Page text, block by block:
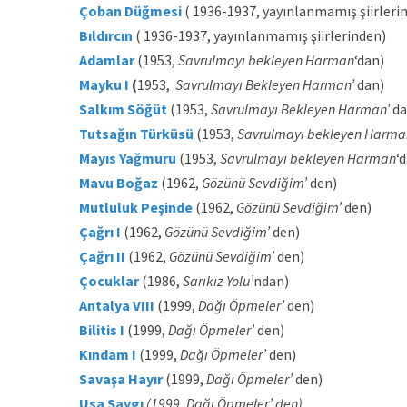
Çoban Düğmesi ( 1936-1937, yayınlanmamış
Bıldırcın ( 1936-1937, yayınlanmamış şiirlerinden)
Adamlar(1953, Savrulmayı bekleyen Harman‘dan)
Mayku I (1953, Savrulmayı Bekleyen Harman’dan)
Salkım Söğüt (1953, Savrulmayı Bekleyen Harman’
Tutsağın Türküsü (1953, Savrulmayı bekleyen
Mayıs Yağmuru (1953, Savrulmayı bekleyen Harman
Mavu Boğaz (1962, Gözünü Sevdiğim’den)
Mutluluk Peşinde (1962, Gözünü Sevdiğim’den)
Çağrı I (1962, Gözünü Sevdiğim’den)
Çağrı II (1962, Gözünü Sevdiğim’den)
Çocuklar(1986, Sarıkız Yolu’ndan)
Antalya VIII (1999, Dağı Öpmeler’den)
Bilitis I (1999, Dağı Öpmeler’den)
Kındam I (1999, Dağı Öpmeler’den)
Savaşa Hayır(1999, Dağı Öpmeler’den)
Usa Saygı (1999, Dağı Öpmeler’ den)